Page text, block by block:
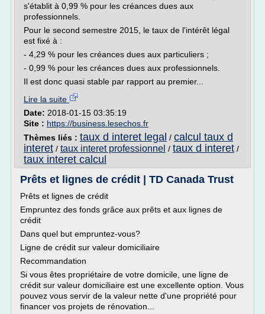
s'établit à 0,99 % pour les créances dues aux
professionnels.
Pour le second semestre 2015, le taux de l'intérêt légal
est fixé à :
- 4,29 % pour les créances dues aux particuliers ;
- 0,99 % pour les créances dues aux professionnels.
Il est donc quasi stable par rapport au premier...
Lire la suite
Date: 2018-01-15 03:35:19
Site : https://business.lesechos.fr
Thèmes liés : taux d interet legal / calcul taux d
interet / taux interet professionnel / taux d interet /
taux interet calcul
Prêts et lignes de crédit | TD Canada Trust
Prêts et lignes de crédit
Empruntez des fonds grâce aux prêts et aux lignes de
crédit
Dans quel but empruntez-vous?
Ligne de crédit sur valeur domiciliaire
Recommandation
Si vous êtes propriétaire de votre domicile, une ligne de
crédit sur valeur domiciliaire est une excellente option. Vous
pouvez vous servir de la valeur nette d'une propriété pour
financer vos projets de rénovation...